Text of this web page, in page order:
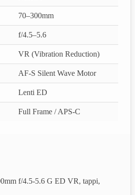
70–300mm
f/4.5–5.6
VR (Vibration Reduction)
AF‑S Silent Wave Motor
Lenti ED
Full Frame / APS‑C
f/4.5‑5.6 G ED VR, tappi,